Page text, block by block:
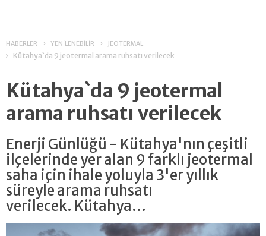
HABERLER YENİLENEBİLİR JEOTERMAL
Kütahya`da 9 jeotermal arama ruhsatı verilecek
Kütahya`da 9 jeotermal
arama ruhsatı verilecek
Enerji Günlüğü - Kütahya'nın çeşitli
ilçelerinde yer alan 9 farklı jeotermal
saha için ihale yoluyla 3'er yıllık
süreyle arama ruhsatı
verilecek. Kütahya...